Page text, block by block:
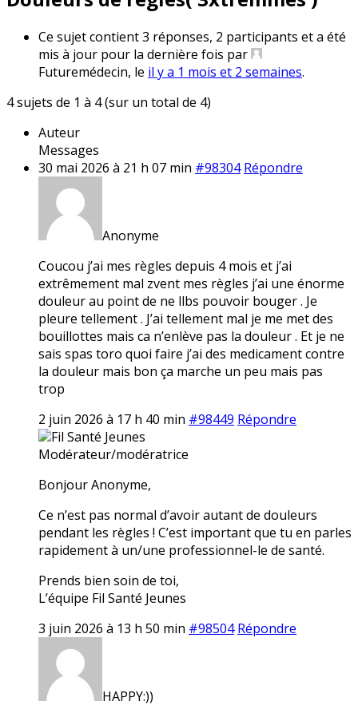
Ce sujet contient 3 réponses, 2 participants et a été
mis à jour pour la dernière fois par
Futuremédecin, le il y a 1 mois et 2 semaines.
4 sujets de 1 à 4 (sur un total de 4)
Auteur
Messages
30 mai 2026 à 21 h 07 min #98304 Répondre
Anonyme
Coucou j’ai mes règles depuis 4 mois et j’ai
extrêmement mal zvent mes règles j’ai une énorme
douleur au point de ne llbs pouvoir bouger . Je
pleure tellement . J’ai tellement mal je me met des
bouillottes mais ca n’enlève pas la douleur . Et je ne
sais spas toro quoi faire j’ai des medicament contre
la douleur mais bon ça marche un peu mais pas
trop
2 juin 2026 à 17 h 40 min #98449 Répondre
Fil Santé Jeunes
Modérateur/modératrice
Bonjour Anonyme,
Ce n’est pas normal d’avoir autant de douleurs
pendant les règles ! C’est important que tu en parles
rapidement à un/une professionnel-le de santé.
Prends bien soin de toi,
L’équipe Fil Santé Jeunes
3 juin 2026 à 13 h 50 min #98504 Répondre
HAPPY:))